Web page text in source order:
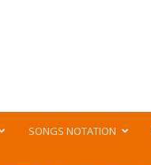
SONGS NOTATION